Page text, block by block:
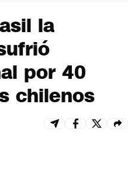
la
por 40
chilenos